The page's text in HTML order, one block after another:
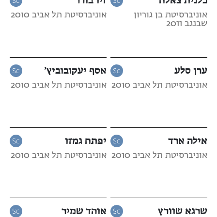
אוניברסיטת בן גוריון
שבנגב 2011
אוניברסיטת תל אביב 2010
ערן סלע
אוניברסיטת תל אביב 2010
אסף יעקובוביץ’
אוניברסיטת תל אביב 2010
אילה ארד
אוניברסיטת תל אביב 2010
יפתח גמזו
אוניברסיטת תל אביב 2010
שרגא שוורץ אוהד שמיר